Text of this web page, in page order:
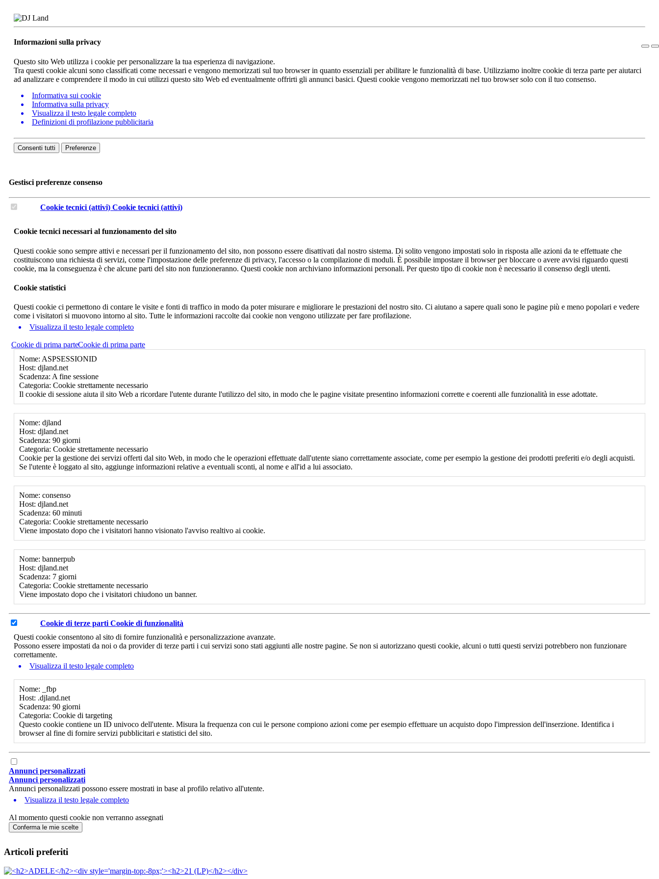
Informazioni sulla privacy
Questo sito Web utilizza i cookie per personalizzare la tua esperienza di navigazione.
Tra questi cookie alcuni sono classificati come necessari e vengono memorizzati sul tuo browser in quanto essenziali per abilitare le funzionalità di base. Utilizziamo inoltre cookie di terza parte per aiutarci
ad analizzare e comprendere il modo in cui utilizzi questo sito Web ed eventualmente offrirti gli annunci basici. Questi cookie vengono memorizzati nel tuo browser solo con il tuo consenso.
Informativa sui cookie
Informativa sulla privacy
Visualizza il testo legale completo
Definizioni di profilazione pubblicitaria
Consenti tutti Preferenze
Gestisci preferenze consenso
Cookie tecnici (attivi) Cookie tecnici (attivi)
Cookie tecnici necessari al funzionamento del sito
Questi cookie sono sempre attivi e necessari per il funzionamento del sito, non possono essere disattivati dal nostro sistema. Di solito vengono impostati solo in risposta alle azioni da te effettuate che
costituiscono una richiesta di servizi, come l'impostazione delle preferenze di privacy, l'accesso o la compilazione di moduli. È possibile impostare il browser per bloccare o avere avvisi riguardo questi
cookie, ma la conseguenza è che alcune parti del sito non funzioneranno. Questi cookie non archiviano informazioni personali. Per questo tipo di cookie non è necessario il consenso degli utenti.
Cookie statistici
Questi cookie ci permettono di contare le visite e fonti di traffico in modo da poter misurare e migliorare le prestazioni del nostro sito. Ci aiutano a sapere quali sono le pagine più e meno popolari e vedere
come i visitatori si muovono intorno al sito. Tutte le informazioni raccolte dai cookie non vengono utilizzate per fare profilazione.
Visualizza il testo legale completo
Cookie di prima parteCookie di prima parte
Nome: ASPSESSIONID
Host: djland.net
Scadenza: A fine sessione
Categoria: Cookie strettamente necessario
Il cookie di sessione aiuta il sito Web a ricordare l'utente durante l'utilizzo del sito, in modo che le pagine visitate presentino informazioni corrette e coerenti alle funzionalità in esse adottate.
Nome: djland
Host: djland.net
Scadenza: 90 giorni
Categoria: Cookie strettamente necessario
Cookie per la gestione dei servizi offerti dal sito Web, in modo che le operazioni effettuate dall'utente siano correttamente associate, come per esempio la gestione dei prodotti preferiti e/o degli acquisti.
Se l'utente è loggato al sito, aggiunge informazioni relative a eventuali sconti, al nome e all'id a lui associato.
Nome: consenso
Host: djland.net
Scadenza: 60 minuti
Categoria: Cookie strettamente necessario
Viene impostato dopo che i visitatori hanno visionato l'avviso realtivo ai cookie.
Nome: bannerpub
Host: djland.net
Scadenza: 7 giorni
Categoria: Cookie strettamente necessario
Viene impostato dopo che i visitatori chiudono un banner.
Cookie di terze parti Cookie di funzionalità
Questi cookie consentono al sito di fornire funzionalità e personalizzazione avanzate.
Possono essere impostati da noi o da provider di terze parti i cui servizi sono stati aggiunti alle nostre pagine. Se non si autorizzano questi cookie, alcuni o tutti questi servizi potrebbero non funzionare
correttamente.
Visualizza il testo legale completo
Nome: _fbp
Host: .djland.net
Scadenza: 90 giorni
Categoria: Cookie di targeting
Questo cookie contiene un ID univoco dell'utente. Misura la frequenza con cui le persone compiono azioni come per esempio effettuare un acquisto dopo l'impression dell'inserzione. Identifica i
browser al fine di fornire servizi pubblicitari e statistici del sito.
Annunci personalizzati
Annunci personalizzati
Annunci personalizzati possono essere mostrati in base al profilo relativo all'utente.
Visualizza il testo legale completo
Al momento questi cookie non verranno assegnati
Conferma le mie scelte
Articoli preferiti